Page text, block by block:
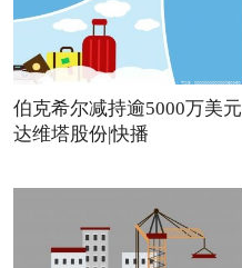
伯克希尔减持逾5000万美元
达维塔股份|快播